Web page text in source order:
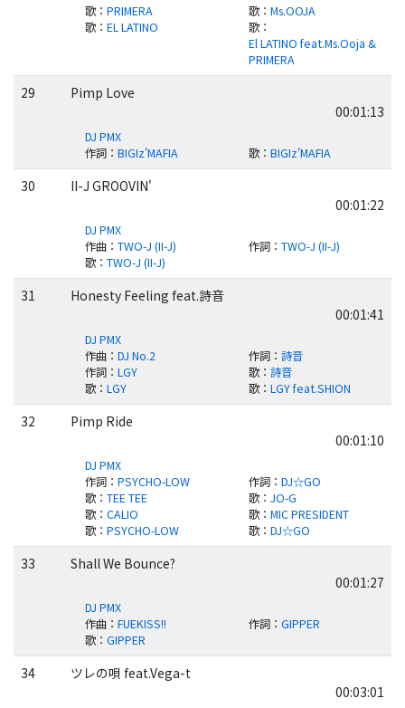
歌： PRIMERA 歌： Ms.OOJA
歌： EL LATINO 歌：
El LATINO feat.Ms.Ooja &
PRIMERA
29
Pimp Love
00:01:13
DJ PMX
作詞： BIGIz'MAFIA 歌： BIGIz'MAFIA
30
II-J GROOVIN'
00:01:22
DJ PMX
作曲： TWO-J (II-J) 作詞： TWO-J (II-J)
歌： TWO-J (II-J)
31
Honesty Feeling feat.詩音
00:01:41
DJ PMX
作曲： DJ No.2 作詞： 詩音
作詞： LGY 歌： 詩音
歌： LGY 歌： LGY feat.SHION
32
Pimp Ride
00:01:10
DJ PMX
作詞： PSYCHO-LOW 作詞： DJ☆GO
歌： TEE TEE 歌： JO-G
歌： CALIO 歌： MIC PRESIDENT
歌： PSYCHO-LOW 歌： DJ☆GO
33
Shall We Bounce?
00:01:27
DJ PMX
作曲： FUEKISS!! 作詞： GIPPER
歌： GIPPER
34
ツレの唄 feat.Vega-t
00:03:01